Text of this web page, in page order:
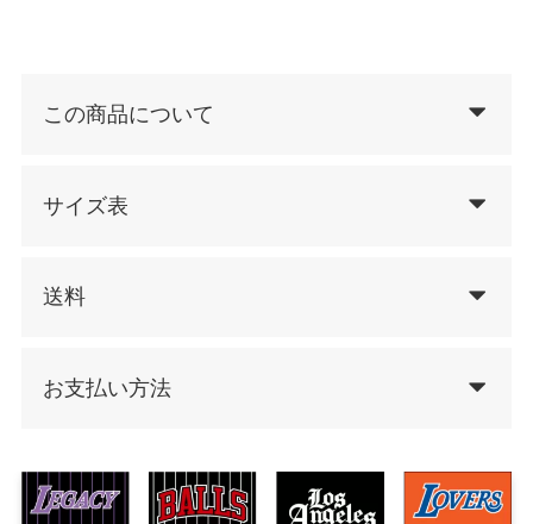
この商品について
サイズ表
送料
お支払い方法